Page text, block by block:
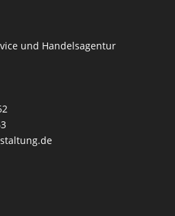
und Handelsagentur